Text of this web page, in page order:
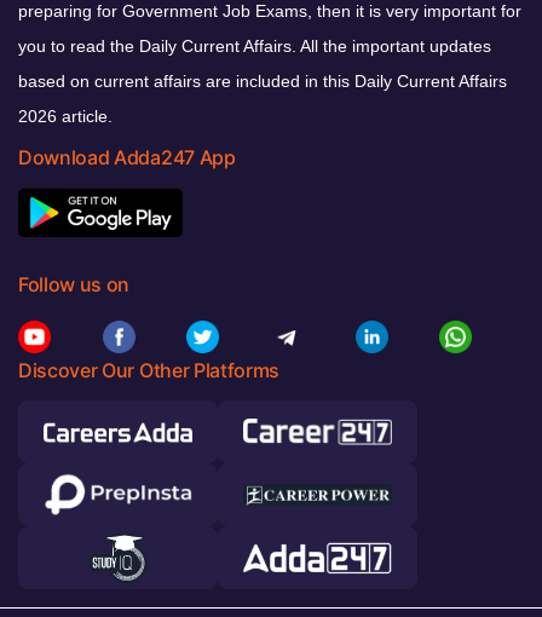
preparing for Government Job Exams, then it is very important for
you to read the Daily Current Affairs. All the important updates
based on current affairs are included in this Daily Current Affairs
2026 article.
Download Adda247 App
Follow us on
Discover Our Other Platforms